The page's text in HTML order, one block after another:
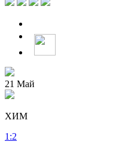
21 Май
ХИМ
1 :2